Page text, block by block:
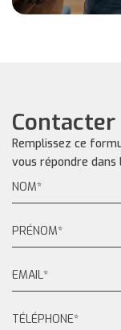
Contacter
Remplissez ce
vous répondre dans